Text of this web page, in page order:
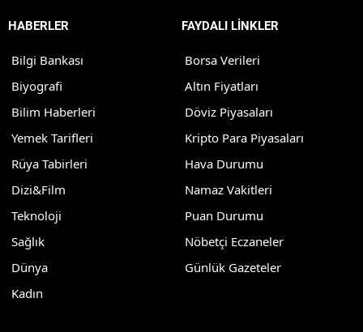
HABERLER
Bilgi Bankası
Biyografi
Bilim Haberleri
Yemek Tarifleri
Rüya Tabirleri
Dizi&Film
Teknoloji
Sağlık
Dünya
Kadın
FAYDALI LİNKLER
Borsa Verileri
Altın Fiyatları
Döviz Piyasaları
Kripto Para Piyasaları
Hava Durumu
Namaz Vakitleri
Puan Durumu
Nöbetçi Eczaneler
Günlük Gazeteler